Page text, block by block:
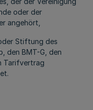
oder der
angehört,
Stiftung des
den BMT-G, den
Tarifvertrag